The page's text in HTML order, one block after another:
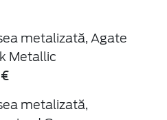
metalizată, Agate
Metallic
metalizată,